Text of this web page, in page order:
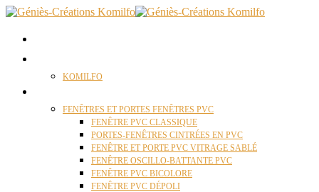
KOMILFO
FENÊTRES ET PORTES FENÊTRES PVC
FENÊTRE PVC CLASSIQUE
PORTES-FENÊTRES CINTRÉES EN PVC
FENÊTRE ET PORTE PVC VITRAGE SABLÉ
FENÊTRE OSCILLO-BATTANTE PVC
FENÊTRE PVC BICOLORE
FENÊTRE PVC DÉPOLI